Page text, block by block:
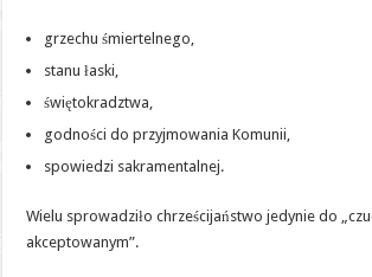
grzechu śmiertelnego,
stanu łaski,
świętokradztwa,
godności do przyjmowania Komunii,
spowiedzi sakramentalnej.
Wielu sprowadziło chrześcijaństwo jedynie do
akceptowanym”.